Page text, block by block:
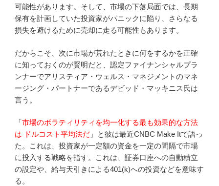
可能性があります。そして、市場の下落局面では、長期
保有を計画していた投資家がパニックに陥り、さらなる
損失を避けるために売却に走る可能性もあります。
だからこそ、次に市場が荒れたときに何をするかを正確
に知っておくのが賢明だと、認定ファイナンシャルプラ
ンナーでアリスティア・ウェルス・マネジメントのマネ
ージング・パートナーであるデビッド・マッキニス氏は
言う。
「市場のボラティリティを均一化する最も効果的な方法
は ドルコスト平均法だ 」と彼は最近CNBC Make Itで語っ
た。これは、投資家が一定額の資金を一定の間隔で市場
に投入する戦略を指す。これは、証券口座への自動積立
の設定や、給与天引きによる401(k)への投資などを意味す
る。